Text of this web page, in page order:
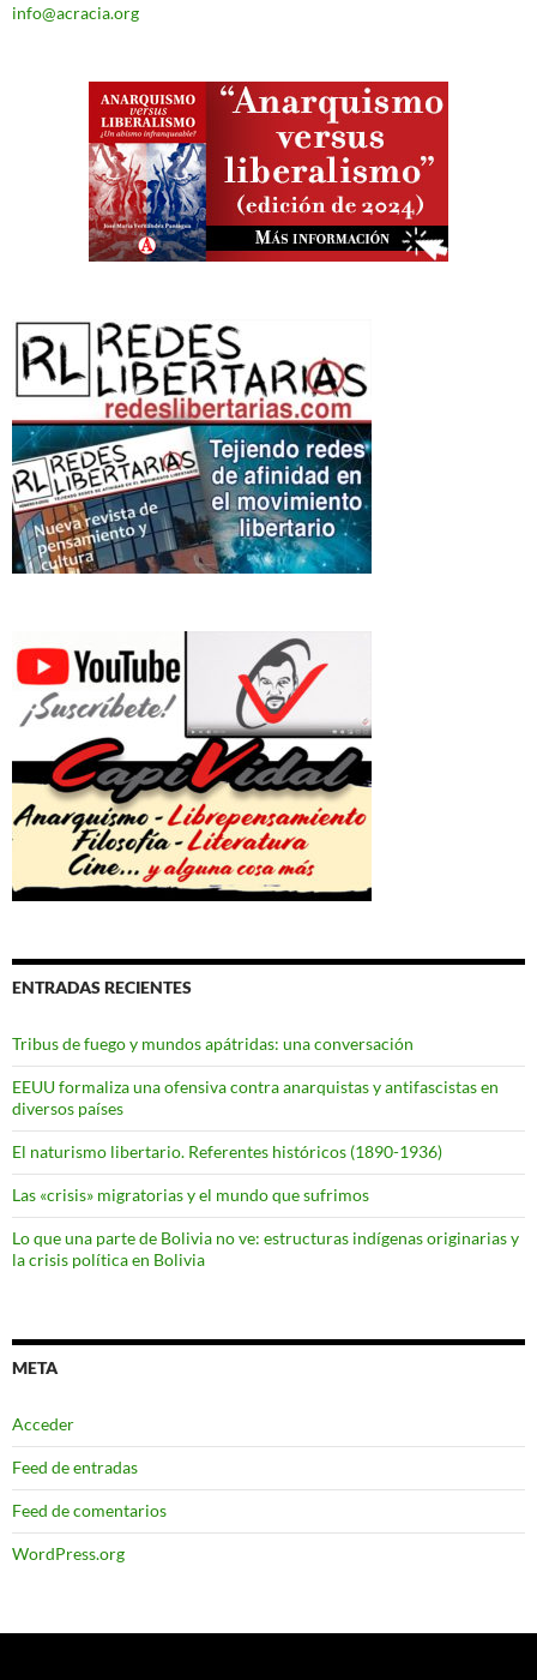
info@acracia.org
ENTRADAS RECIENTES
Tribus de fuego y mundos apátridas: una conversación
EEUU formaliza una ofensiva contra anarquistas y antifascistas en
diversos países
El naturismo libertario. Referentes históricos (1890-1936)
Las «crisis» migratorias y el mundo que sufrimos
Lo que una parte de Bolivia no ve: estructuras indígenas originarias y
la crisis política en Bolivia
META
Acceder
Feed de entradas
Feed de comentarios
WordPress.org